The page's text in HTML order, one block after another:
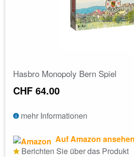
Hasbro Monopoly Bern Spiel
CHF 64.00
mehr Informationen
Auf Amazon ansehen
Berichten Sie über das Produkt